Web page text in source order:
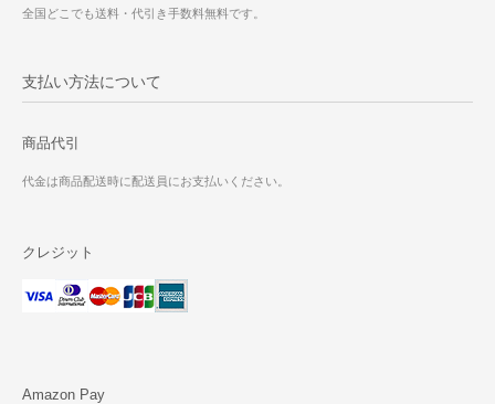
全国どこでも送料・代引き手数料無料です。
支払い方法について
商品代引
代金は商品配送時に配送員にお支払いください。
クレジット
Amazon Pay